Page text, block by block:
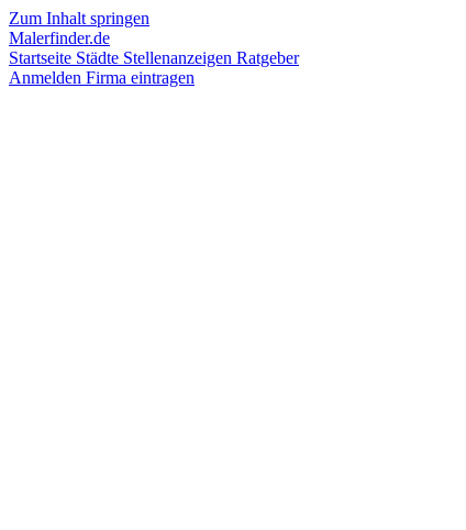
Zum Inhalt springen
Malerfinder.de
Startseite Städte Stellenanzeigen Ratgeber
Anmelden Firma eintragen